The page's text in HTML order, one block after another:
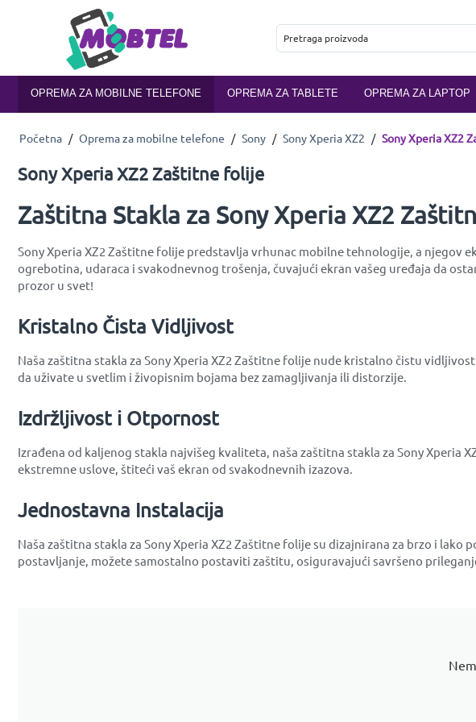
OPREMA ZA MOBILNE TELEFONE OPREMA ZA TABLETE OPREMA ZA LAPTOP
Početna / Oprema za mobilne telefone / Sony / Sony Xperia XZ2 / Sony Xperia XZ2
Sony Xperia XZ2 Zaštitne folije
Zaštitna Stakla za Sony Xperia XZ2
Sony Xperia XZ2 Zaštitne folije predstavlja vrhunac mobilne tehnologije, a njegov
ogrebotina, udaraca i svakodnevnog trošenja, čuvajući ekran vašeg uređaja da
prozor u svet!
Kristalno Čista Vidljivost
Naša zaštitna stakla za Sony Xperia XZ2 Zaštitne folije nude kristalno čistu
da uživate u svetlim i živopisnim bojama bez zamagljivanja ili distorzije.
Izdržljivost i Otpornost
Izrađena od kaljenog stakla najvišeg kvaliteta, naša zaštitna stakla za Sony
ekstremne uslove, štiteći vaš ekran od svakodnevnih izazova.
Jednostavna Instalacija
Naša zaštitna stakla za Sony Xperia XZ2 Zaštitne folije su dizajnirana za brzo i
postavljanje, možete samostalno postaviti zaštitu, osiguravajući savršeno